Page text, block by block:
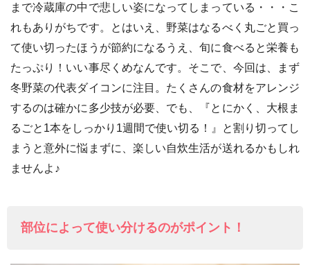
まで冷蔵庫の中で悲しい姿になってしまっている・・・こ
れもありがちです。とはいえ、野菜はなるべく丸ごと買っ
て使い切ったほうが節約になるうえ、旬に食べると栄養も
たっぷり！いい事尽くめなんです。そこで、今回は、まず
冬野菜の代表ダイコンに注目。たくさんの食材をアレンジ
するのは確かに多少技が必要、でも、『とにかく、大根ま
るごと1本をしっかり1週間で使い切る！』と割り切ってし
まうと意外に悩まずに、楽しい自炊生活が送れるかもしれ
ませんよ♪
部位によって使い分けるのがポイント！